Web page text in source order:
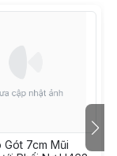
Gót 7cm Mũi